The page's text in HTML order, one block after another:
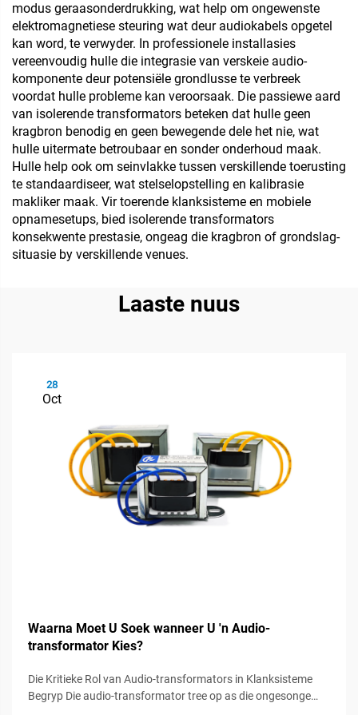
modus geraasonderdrukking, wat help om ongewenste
elektromagnetiese steuring wat deur audiokabels opgetel
kan word, te verwyder. In professionele installasies
vereenvoudig hulle die integrasie van verskeie audio-
komponente deur potensiële grondlusse te verbreek
voordat hulle probleme kan veroorsaak. Die passiewe aard
van isolerende transformators beteken dat hulle geen
kragbron benodig en geen bewegende dele het nie, wat
hulle uitermate betroubaar en sonder onderhoud maak.
Hulle help ook om seinvlakke tussen verskillende toerusting
te standaardiseer, wat stelselopstelling en kalibrasie
makliker maak. Vir toerende klanksisteme en mobiele
opnamesetups, bied isolerende transformators
konsekwente prestasie, ongeag die kragbron of grondslag-
situasie by verskillende venues.
Laaste nuus
28
Oct
Waarna Moet U Soek wanneer U 'n Audio-
transformator Kies?
Die Kritieke Rol van Audio-transformators in Klanksisteme
Begryp Die audio-transformator tree op as die ongesonge